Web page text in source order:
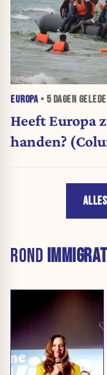
EUROPA• 5 DAGEN
Heeft Europa
handen?
ROND